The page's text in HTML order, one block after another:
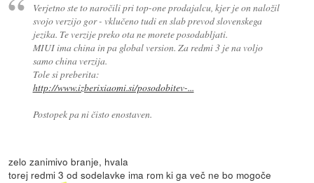
Verjetno ste to naročili pri top-one prodajalcu, kjer je on naložil
svojo verzijo gor - vklučeno tudi en slab prevod slovenskega
jezika. Te verzije preko ota ne morete posodabljati.
MIUI ima china in pa global version. Za redmi 3 je na voljo
samo china verzija.
Tole si preberita:
http://www.izberixiaomi.si/posodobitev-...
Postopek pa ni čisto enostaven.
zelo zanimivo branje, hvala
torej redmi 3 od sodelavke ima rom ki ga več ne bo mogoče